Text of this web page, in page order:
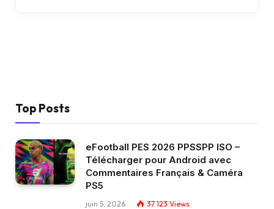
Top Posts
eFootball PES 2026 PPSSPP ISO –
Télécharger pour Android avec
Commentaires Français & Caméra
PS5
juin 5, 2026 37 123 Views